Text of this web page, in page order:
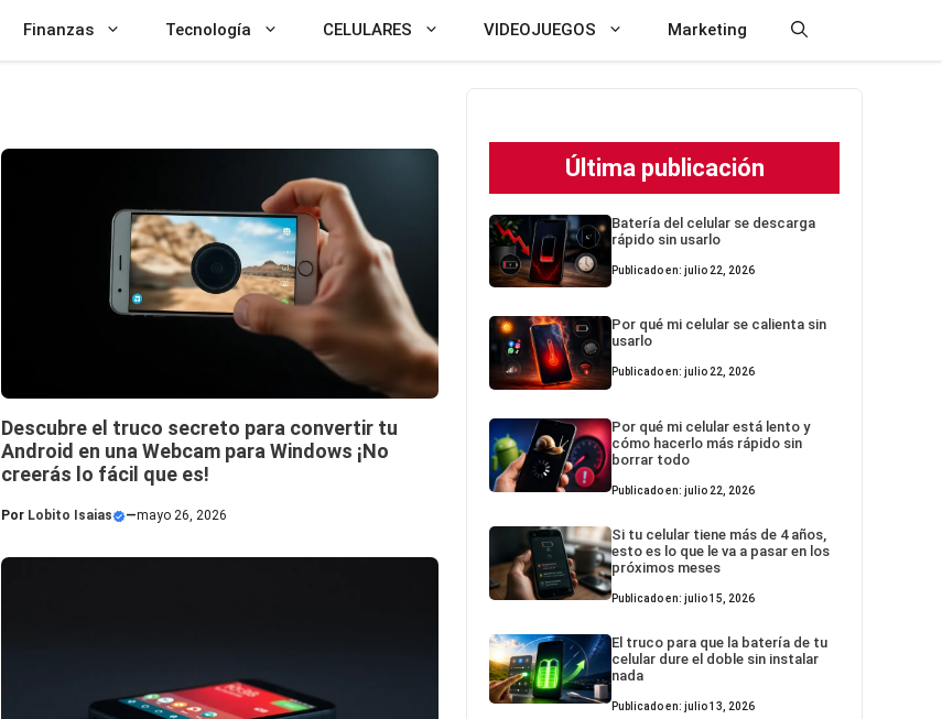
Finanzas Tecnología CELULARES VIDEOJUEGOS Marketing
Descubre el truco secreto para convertir tu
Android en una Webcam para Windows ¡No
creerás lo fácil que es!
Por Lobito Isaias —mayo 26, 2026
Última publicación
Batería del celular se descarga
rápido sin usarlo
Publicado en: julio 22, 2026
Por qué mi celular se calienta sin
usarlo
Publicado en: julio 22, 2026
Por qué mi celular está lento y
cómo hacerlo más rápido sin
borrar todo
Publicado en: julio 22, 2026
Si tu celular tiene más de 4 años,
esto es lo que le va a pasar en los
próximos meses
Publicado en: julio 15, 2026
El truco para que la batería de tu
celular dure el doble sin instalar
nada
Publicado en: julio 13, 2026